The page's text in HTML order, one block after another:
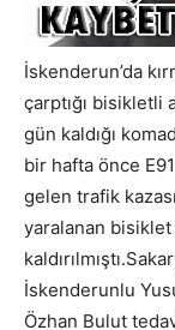
İskenderun’da
çarptığı bisikletli
gün kaldığı
bir hafta önce
gelen trafik
yaralanan
İskenderunlu
Özhan Bulut